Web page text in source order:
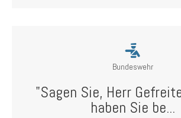
Bundeswehr
"Sagen Sie, Herr
haben Sie be...